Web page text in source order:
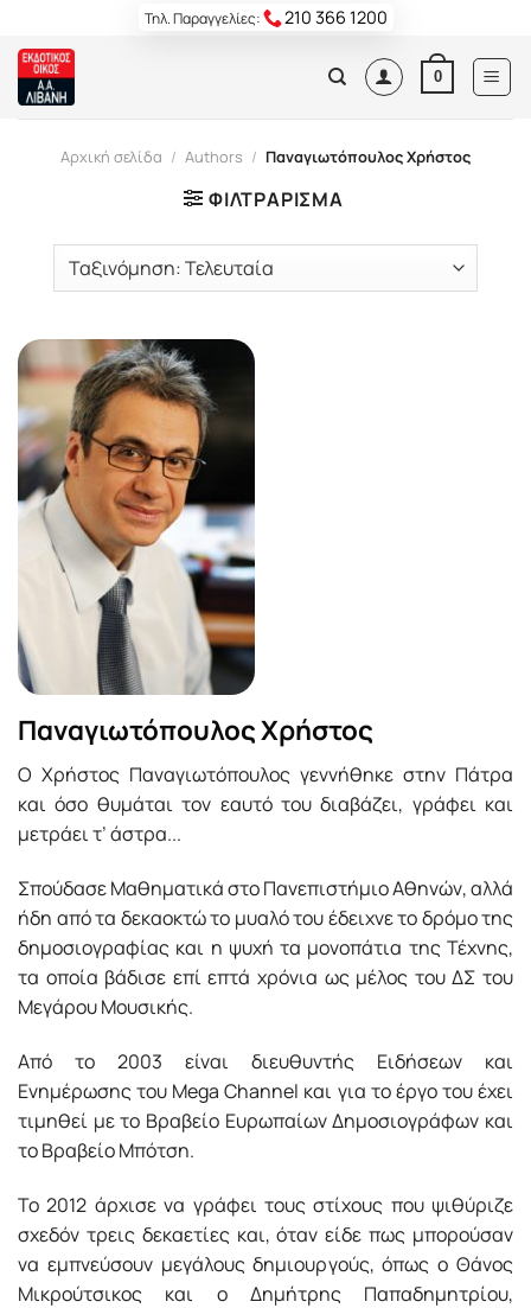
content
Τηλ. Παραγγελίες: 210 366 1200
0
Αρχική σελίδα / Authors / Παναγιωτόπουλος Χρήστος
ΦΙΛΤΡΆΡΙΣΜΑ
Παναγιωτόπουλος Χρήστος
Ο Χρήστος Παναγιωτόπουλος γεννήθηκε στην Πάτρα
και όσο θυμάται τον εαυτό του διαβάζει, γράφει και
μετράει τ’ άστρα...
Σπούδασε Μαθηματικά στο Πανεπιστήμιο Αθηνών, αλλά
ήδη από τα δεκαοκτώ το μυαλό του έδειχνε το δρόμο της
δημοσιογραφίας και η ψυχή τα μονοπάτια της Τέχνης,
τα οποία βάδισε επί επτά χρόνια ως μέλος του ΔΣ του
Μεγάρου Μουσικής.
Από το 2003 είναι διευθυντής Ειδήσεων και
Ενημέρωσης του Μega Channel και για το έργο του έχει
τιμηθεί με το Βραβείο Ευρωπαίων Δημοσιογράφων και
το Βραβείο Μπότση.
Το 2012 άρχισε να γράφει τους στίχους που ψιθύριζε
σχεδόν τρεις δεκαετίες και, όταν είδε πως μπορούσαν
να εμπνεύσουν μεγάλους δημιουργούς, όπως ο Θάνος
Μικρούτσικος και ο Δημήτρης Παπαδημητρίου,